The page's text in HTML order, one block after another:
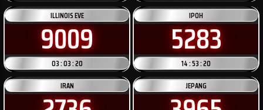
ILLINOIS EVE
9009
03 : 03 : 20
IPOH
5283
14 : 53 : 20
IRAN
JEPANG